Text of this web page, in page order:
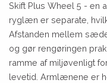
Skift Plus Wheel 5 - en
ryglæn er separate,
Afstanden mellem
og gør rengøringen
ramme af miljøvenligt
levetid. Armlænene er